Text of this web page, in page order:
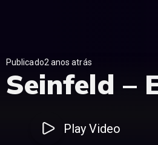
Publicado2 anos atrás
Seinfeld –
Play Video